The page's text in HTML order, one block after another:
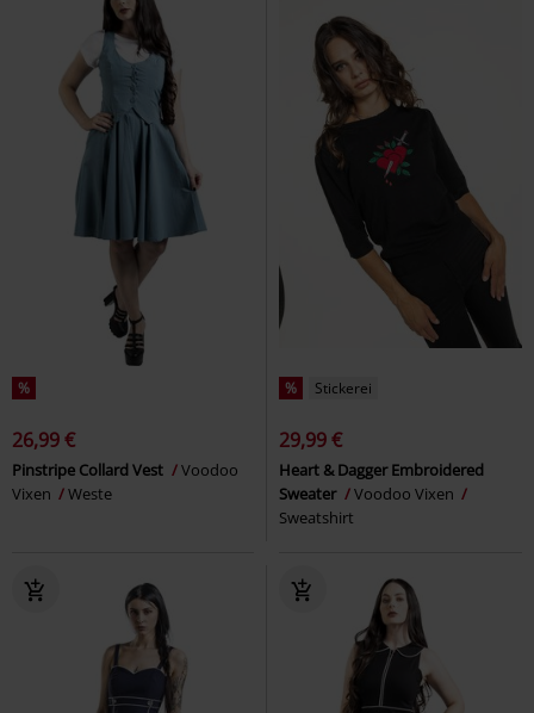
%
26,99 €
Pinstripe Collard Vest
Voodoo
Vixen
Weste
% Stickerei
29,99 €
Heart & Dagger Embroidered
Sweater
Voodoo Vixen
Sweatshirt